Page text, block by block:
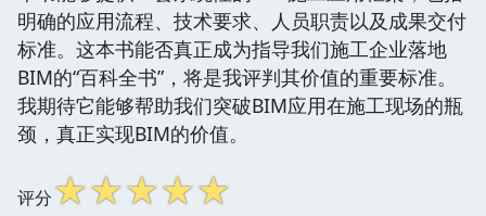
明确的应用流程、技术要求、人员职责以及成果交付
标准。这本书能否真正成为指导我们施工企业落地
BIM的“百科全书”，将是我评判其价值的重要标准。
我期待它能够帮助我们突破BIM应用在施工现场的瓶
颈，真正实现BIM的价值。
评分☆☆☆☆☆